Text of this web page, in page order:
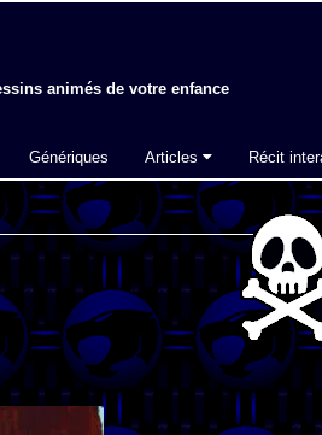
animés de votre enfance
Génériques Articles Récit